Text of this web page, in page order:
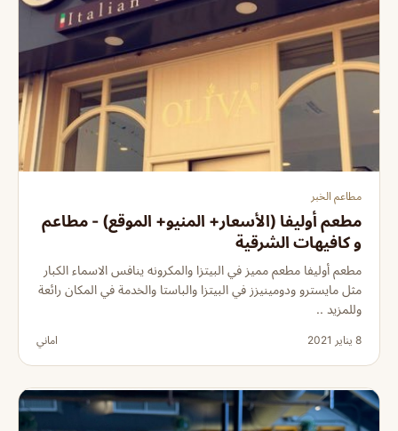
مطاعم الخبر
مطعم أوليفا (الأسعار+ المنيو+ الموقع) - مطاعم
و كافيهات الشرقية
مطعم أوليفا مطعم مميز في البيتزا والمكرونه ينافس الاسماء الكبار
مثل مايسترو ودومينيزز في البيتزا والباستا والخدمة في المكان رائعة
وللمزيد ..
8 يناير 2021 اماني